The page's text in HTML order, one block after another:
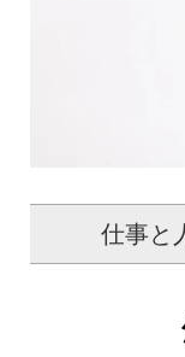
仕事と